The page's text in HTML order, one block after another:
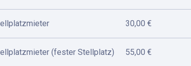
30,00 €
(fester Stellplatz) 55,00 €